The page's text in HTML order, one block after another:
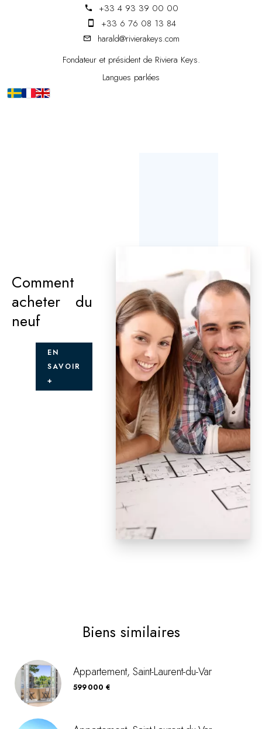
+33 4 93 39 00 00
+33 6 76 08 13 84
harald@rivierakeys.com
Fondateur et président de Riviera Keys.
Langues parlées
Comment
acheter du
neuf
EN
SAVOIR
+
Biens similaires
Appartement, Saint-Laurent-du-Var
599 000 €